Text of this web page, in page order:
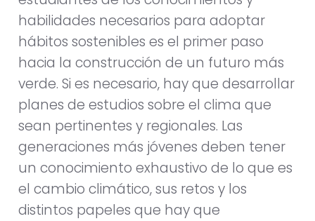
habilidades necesarios para adoptar
hábitos sostenibles es el primer paso
hacia la construcción de un futuro más
verde. Si es necesario, hay que desarrollar
planes de estudios sobre el clima que
sean pertinentes y regionales. Las
generaciones más jóvenes deben tener
un conocimiento exhaustivo de lo que es
el cambio climático, sus retos y los
distintos papeles que hay que